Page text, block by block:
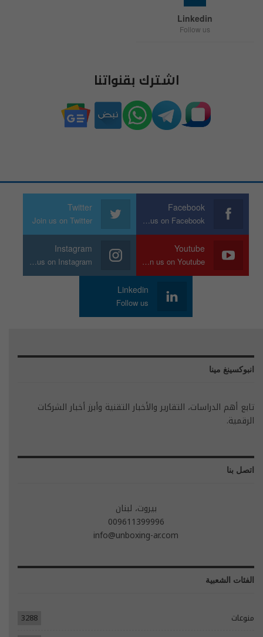
Linkedin
Follow us
اشترك بقنواتنا
Facebook
Join us on Facebook
Twitter
Join us on Twitter
Youtube
Join us on Youtube
Instagram
Join us on Instagram
Linkedin
Follow us
انبوكسينغ مينا
تابع أهم الدراسات، التقارير والأخبار التقنية وأبرز أخبار الشركات
الرقمية.
اتصل بنا
بيروت، لبنان
009611399996
info@unboxing-ar.com
الفئات الشعبية
منوعات
3288